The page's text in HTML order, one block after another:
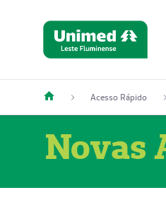
Acesso Rápido
Novas